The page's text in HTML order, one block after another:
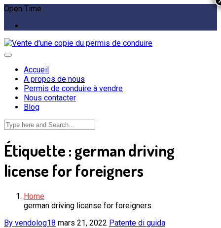
Open Time
Accueil
A propos de nous
Permis de conduire à vendre
Nous contacter
Blog
Étiquette :german driving
license for foreigners
Home
german driving license for foreigners
By vendolog18 mars 21, 2022 Patente di guida